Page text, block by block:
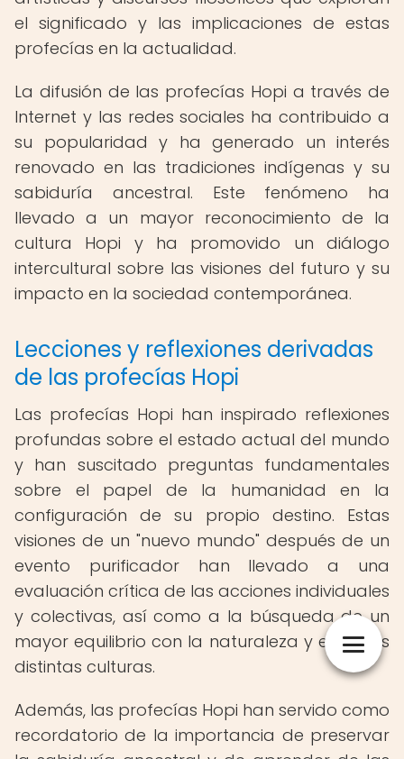
el significado y las implicaciones de estas
profecías en la actualidad.
La difusión de las profecías Hopi a través de
Internet y las redes sociales ha contribuido a
su popularidad y ha generado un interés
renovado en las tradiciones indígenas y su
sabiduría ancestral. Este fenómeno ha
llevado a un mayor reconocimiento de la
cultura Hopi y ha promovido un diálogo
intercultural sobre las visiones del futuro y su
impacto en la sociedad contemporánea.
Lecciones y reflexiones derivadas
de las profecías Hopi
Las profecías Hopi han inspirado reflexiones
profundas sobre el estado actual del mundo
y han suscitado preguntas fundamentales
sobre el papel de la humanidad en la
configuración de su propio destino. Estas
visiones de un "nuevo mundo" después de un
evento purificador han llevado a una
evaluación crítica de las acciones individuales
y colectivas, así como a la búsqueda de un
mayor equilibrio con la naturaleza y entre las
distintas culturas.
Además, las profecías Hopi han servido como
recordatorio de la importancia de preservar